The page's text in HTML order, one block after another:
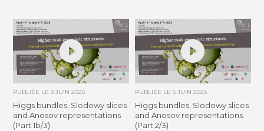
PUBLIÉE LE3 JUIN 2025
Higgs bundles, Slodowy slices
and Anosov representations
(Part 1b/3)
PUBLIÉE LE 5 JUIN 2025
Higgs bundles, Slodowy slices
and Anosov representations
(Part 2/3)